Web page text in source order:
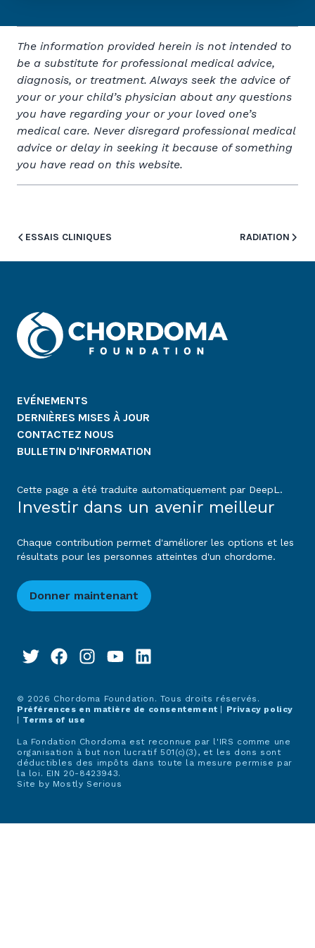
The information provided herein is not intended to
be a substitute for professional medical advice,
diagnosis, or treatment. Always seek the advice of
your or your child’s physician about any questions
you have regarding your or your loved one’s
medical care. Never disregard professional medical
advice or delay in seeking it because of something
you have read on this website.
ESSAIS CLINIQUES RADIATION
EVÉNEMENTS
DERNIÈRES MISES À JOUR
CONTACTEZ NOUS
BULLETIN D'INFORMATION
Cette page a été traduite automatiquement par DeepL.
Investir dans un avenir meilleur
Chaque contribution permet d'améliorer les options et les
résultats pour les personnes atteintes d'un chordome.
Donner maintenant
© 2026 Chordoma Foundation. Tous droits réservés.
Préférences en matière de consentement
Privacy policy
Terms of use
La Fondation Chordoma est reconnue par l'IRS comme une
organisation à but non lucratif 501(c)(3), et les dons sont
déductibles des impôts dans toute la mesure permise par
la loi. EIN 20-8423943.
Site by Mostly Serious